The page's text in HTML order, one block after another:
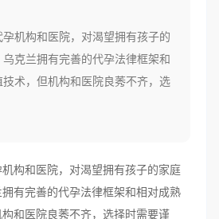
机构和医院，对渴望拥有孩子的
克兰拥有完善的代孕法律框架和
术，但机构和医院良莠不齐，选
构和医院，对渴望拥有孩子的家庭
有完善的代孕法律框架和相对成熟
和医院良莠不齐，选择时需要谨